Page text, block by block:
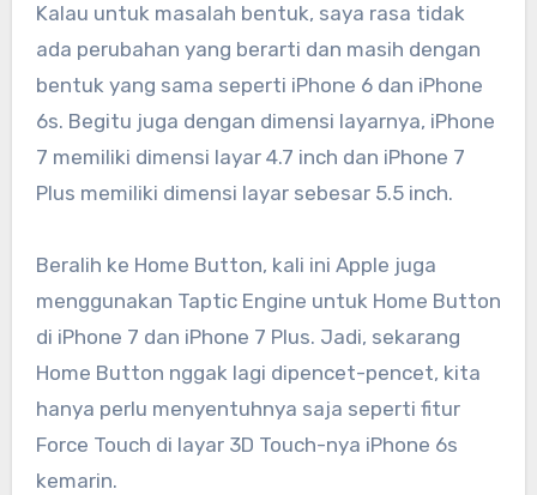
Kalau untuk masalah bentuk, saya rasa tidak
ada perubahan yang berarti dan masih dengan
bentuk yang sama seperti iPhone 6 dan iPhone
6s. Begitu juga dengan dimensi layarnya, iPhone
7 memiliki dimensi layar 4.7 inch dan iPhone 7
Plus memiliki dimensi layar sebesar 5.5 inch.
Beralih ke Home Button, kali ini Apple juga
menggunakan Taptic Engine untuk Home Button
di iPhone 7 dan iPhone 7 Plus. Jadi, sekarang
Home Button nggak lagi dipencet-pencet, kita
hanya perlu menyentuhnya saja seperti fitur
Force Touch di layar 3D Touch-nya iPhone 6s
kemarin.